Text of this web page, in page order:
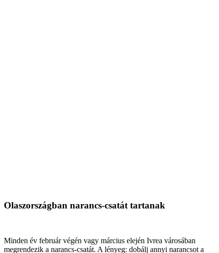
Olaszországban narancs-csatát tartanak
Minden év február végén vagy március elején Ivrea városában
megrendezik a narancs-csatát. A lényeg: dobálj annyi narancsot a